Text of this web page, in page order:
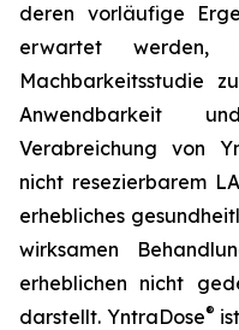
deren vorläufige
erwartet
Machbarkeitsstudie
Anwendbarkeit
Verabreichung von
nicht resezierbarem
erhebliches
wirksamen
erheblichen nicht
darstellt. YntraDose®